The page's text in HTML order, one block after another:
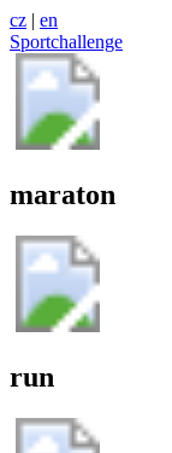
cz | en
Sportchallenge
maraton
run